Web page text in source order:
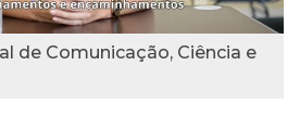
de Comunicação, Ciência e